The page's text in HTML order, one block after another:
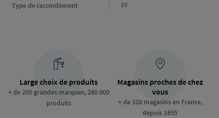
Type de raccordement
Type
FF
Large choix de produits
+ de 200 grandes marques, 280 000
produits
Magasins proches de chez
vous
+ de 100 magasins en France,
depuis 1855